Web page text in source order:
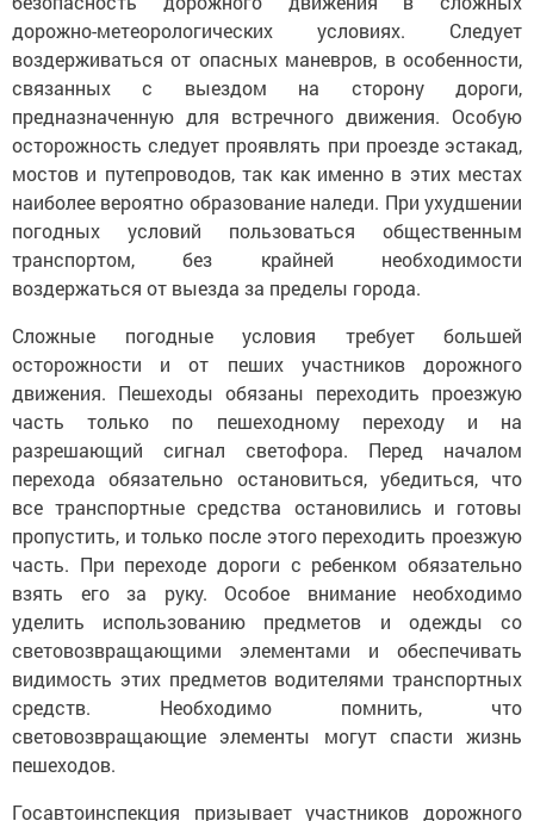
дорожно-метеорологических условиях. Следует
воздерживаться от опасных маневров, в особенности,
связанных с выездом на сторону дороги,
предназначенную для встречного движения. Особую
осторожность следует проявлять при проезде эстакад,
мостов и путепроводов, так как именно в этих местах
наиболее вероятно образование наледи. При ухудшении
погодных условий пользоваться общественным
транспортом, без крайней необходимости
воздержаться от выезда за пределы города.
Сложные погодные условия требует большей
осторожности и от пеших участников дорожного
движения. Пешеходы обязаны переходить проезжую
часть только по пешеходному переходу и на
разрешающий сигнал светофора. Перед началом
перехода обязательно остановиться, убедиться, что
все транспортные средства остановились и готовы
пропустить, и только после этого переходить проезжую
часть. При переходе дороги с ребенком обязательно
взять его за руку. Особое внимание необходимо
уделить использованию предметов и одежды со
световозвращающими элементами и обеспечивать
видимость этих предметов водителями транспортных
средств. Необходимо помнить, что
световозвращающие элементы могут спасти жизнь
пешеходов.
Госавтоинспекция призывает участников дорожного